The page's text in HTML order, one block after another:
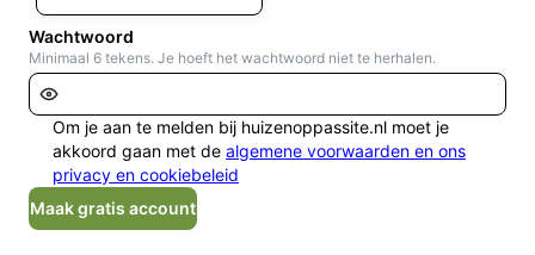
Wachtwoord
Minimaal 6 tekens. Je hoeft het wachtwoord niet te herhalen.
Om je aan te melden bij huizenoppassite.nl moet je
akkoord gaan met de algemene voorwaarden en ons
privacy en cookiebeleid
Maak gratis account